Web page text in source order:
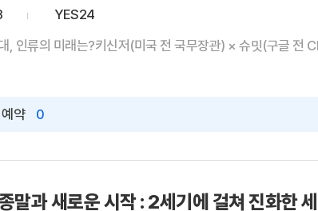
YES24
, 인류의 미래는?키신저(미국 전 국무장관) × 슈밋(구글 전
예약 0
말과 새로운 시작 : 2세기에 걸쳐 진화한